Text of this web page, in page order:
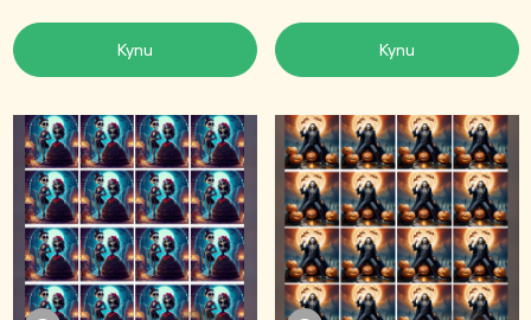
Купи Купи